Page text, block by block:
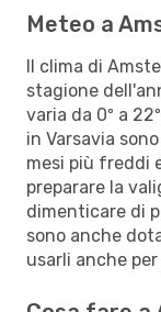
Meteo a
Il clima di
stagione
varia da 0º a
in Varsavia
mesi più freddi
preparare la
dimenticare di
sono anche
usarli anche